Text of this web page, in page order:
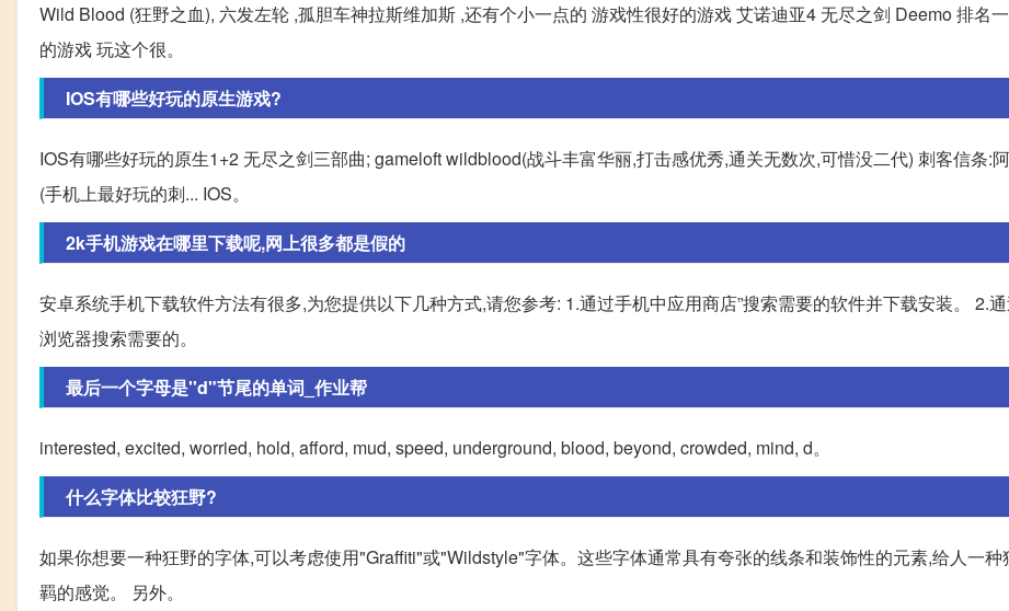
Wild Blood (狂野之血), 六发左轮 ,孤胆车神拉斯维加斯 ,还有个小一点的 游戏性很好的游戏 艾诺迪亚4 无尽之剑 Deemo 排名
的游戏 玩这个很。
IOS有哪些好玩的原生游戏?
IOS有哪些好玩的原生1+2 无尽之剑三部曲; gameloft wildblood(战斗丰富华丽,打击感优秀,通关无数次,可惜没二代) 刺客信条:
(手机上最好玩的刺... IOS。
2k手机游戏在哪里下载呢,网上很多都是假的
安卓系统手机下载软件方法有很多,为您提供以下几种方式,请您参考: 1.通过手机中应用商店”搜索需要的软件并下载安装。 2.
浏览器搜索需要的。
最后一个字母是''d"节尾的单词_作业帮
interested, excited, worried, hold, afford, mud, speed, underground, blood, beyond, crowded, mind, d。
什么字体比较狂野?
如果你想要一种狂野的字体,可以考虑使用"Graffiti"或"Wildstyle"字体。这些字体通常具有夸张的线条和装饰性的元素,给人一种
羁的感觉。 另外。